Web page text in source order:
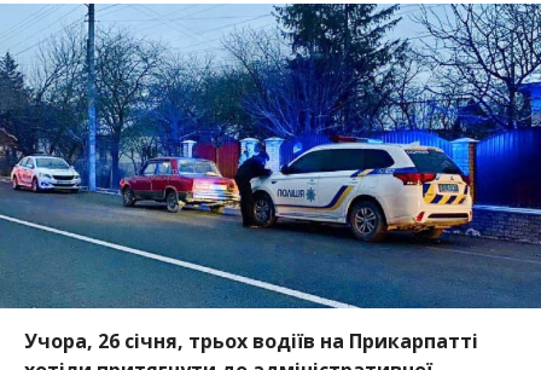
Учора, 26 січня, трьох водіїв на Прикарпатті